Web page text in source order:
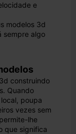
e
modelos 3d
sempre algo
construindo
Quando
poupa
vezes sem
lhe
que significa